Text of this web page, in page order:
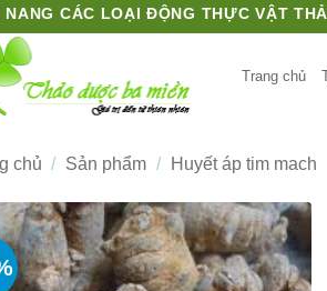
NANG CÁC LOẠI ĐỘNG THỰC VẬT
Trang chủ
chủ / Sản phẩm /
Huyết áp tim mach